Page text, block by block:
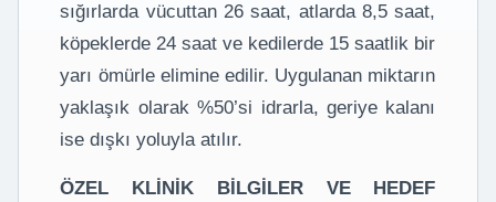
sığırlarda vücuttan 26 saat, atlarda 8,5 saat,
köpeklerde 24 saat ve kedilerde 15 saatlik bir
yarı ömürle elimine edilir. Uygulanan miktarın
yaklaşık olarak %50’si idrarla, geriye kalanı
ise dışkı yoluyla atılır.
ÖZEL KLİNİK BİLGİLER VE HEDEF